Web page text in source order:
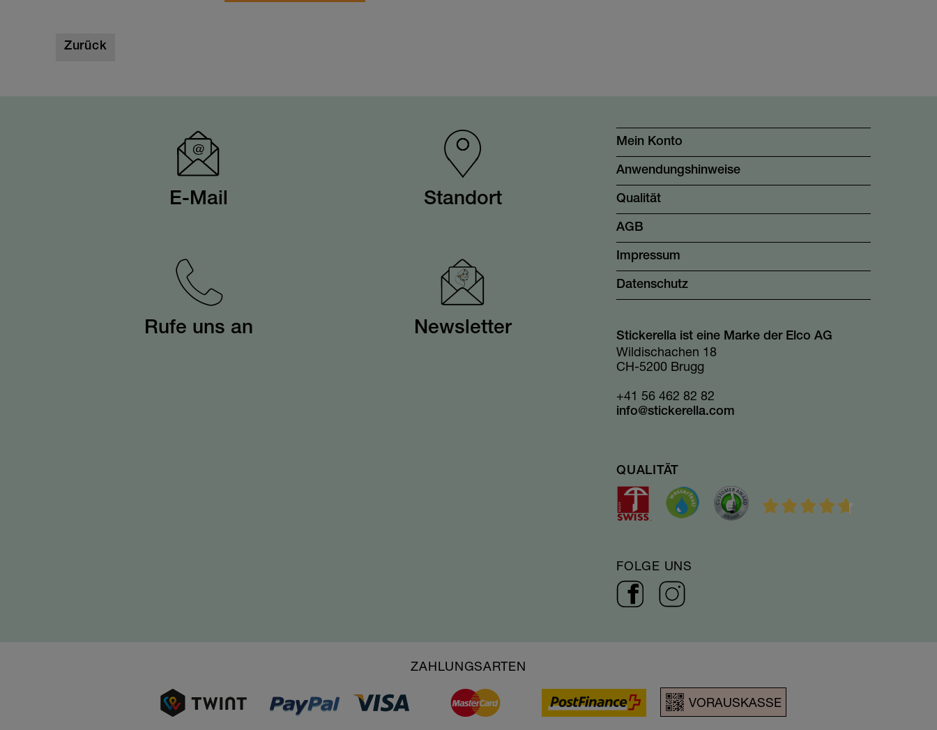
Zurück
E-Mail Standort
Rufe uns an Newsletter
Mein Konto
Anwendungshinweise
Qualität
AGB
Impressum
Datenschutz
Stickerella ist eine Marke der Elco AG
Wildischachen 18
CH-5200 Brugg
+41 56 462 82 82
info@stickerella.com
QUALITÄT
FOLGE UNS
ZAHLUNGSARTEN
VORAUSKASSE